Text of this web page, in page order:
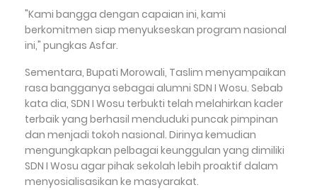
"Kami bangga dengan capaian ini, kami
berkomitmen siap menyukseskan program nasional
ini," pungkas Asfar.
Sementara, Bupati Morowali, Taslim menyampaikan
rasa bangganya sebagai alumni SDN I Wosu. Sebab
kata dia, SDN I Wosu terbukti telah melahirkan kader
terbaik yang berhasil menduduki puncak pimpinan
dan menjadi tokoh nasional. Dirinya kemudian
mengungkapkan pelbagai keunggulan yang dimiliki
SDN I Wosu agar pihak sekolah lebih proaktif dalam
menyosialisasikan ke masyarakat.